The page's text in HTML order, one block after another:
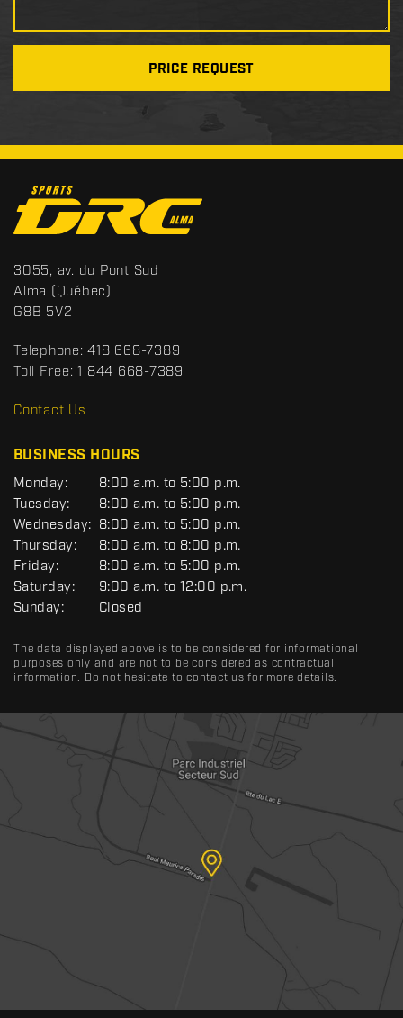
PRICE REQUEST
o
n
t
a
c
t
S
p
o
t
s
R
3055, av. du Pont Sud
Alma (Québec)
G8B 5V2
Telephone: 418 668-7389
Toll Free: 1 844 668-7389
Contact Us
BUSINESS HOURS
G
E
N
E
R
A
L
Monday:
8:00 a.m. to 5:00 p.m.
Tuesday:
8:00 a.m. to 5:00 p.m.
Wednesday: 8:00 a.m. to 5:00 p.m.
Thursday:
8:00 a.m. to 8:00 p.m.
Friday:
8:00 a.m. to 5:00 p.m.
Saturday:
9:00 a.m. to 12:00 p.m.
Sunday:
Closed
The data displayed above is to be considered for informational
purposes only and are not to be considered as contractual
information. Do not hesitate to contact us for more details.